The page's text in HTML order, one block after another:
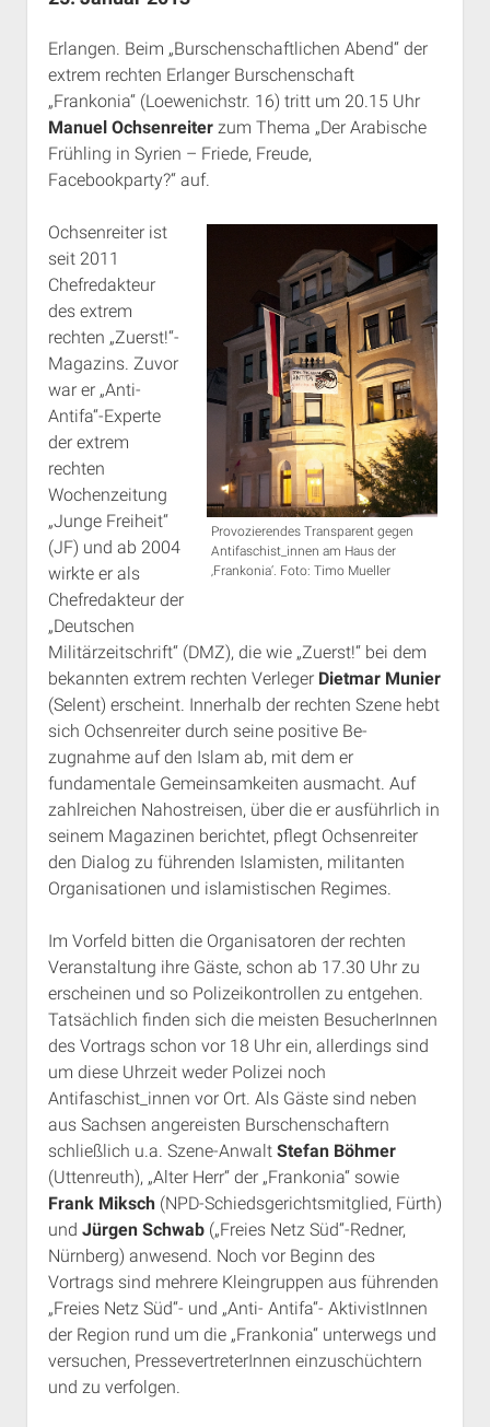
RSS-Feeds, Twitter & Facebook
Bibliothek
Kontakt & PGP-Key
Erlangen. Beim „Burschenschaftlichen Abend“ der
extrem rechten Erlanger Burschenschaft
„Frankonia“ (Loewenichstr. 16) tritt um 20.15 Uhr
Manuel Ochsenreiterzum Thema „Der Arabische
Frühling in Syrien – Friede, Freude,
Facebookparty?“ auf.
Provozierendes Transparent gegen
Antifaschist_innen am Haus der
‚Frankonia‘. Foto: Timo Mueller
Ochsenreiter ist
seit 2011
Chefredakteur
des extrem
rechten „Zuerst!“-
Magazins. Zuvor
war er „Anti-
Antifa“-Experte
der extrem
rechten
Wochenzeitung
„Junge Freiheit“
(JF) und ab 2004
wirkte er als
Chefredak­teur der
„Deutschen
Militärzeitschrift“ (DMZ), die wie „Zuerst!“ bei dem
bekann­ten extrem rechten Verleger Dietmar Munier
(Selent) er­scheint. Innerhalb der rechten Szene hebt
sich Ochsenreiter durch seine posi­tive Be­
zugnahme auf den Islam ab, mit dem er
fundamentale Ge­meinsamkeiten ausmacht. Auf
zahlreichen Nahostreisen, über die er ausführlich in
seinem Magazinen berichtet, pflegt Ochsenreiter
den Dialog zu füh­renden Islamisten, militanten
Organisationen und islamistischen Re­gimes.
Im Vorfeld bitten die Organisatoren der rechten
Veranstaltung ihre Gäste, schon ab 17.30 Uhr zu
erscheinen und so Polizeikontrollen zu entgehen.
Tatsächlich finden sich die meisten BesucherInnen
des Vortrags schon vor 18 Uhr ein, allerdings sind
um diese Uhrzeit weder Polizei noch
Antifaschist_innen vor Ort. Als Gäste sind neben
aus Sachsen angereisten Burschenschaftern
schließlich u.a. Szene-Anwalt Stefan Böhmer
(Uttenreuth), „Alter Herr“ der „Frankonia“ sowie
Frank Miksch(NPD-Schiedsgerichtsmitglied, Fürth)
und Jürgen Schwab(„Freies Netz Süd“-Redner,
Nürnberg) anwesend. Noch vor Beginn des
Vortrags sind mehrere Kleingruppen aus führenden
„Freies Netz Süd“- und „Anti- Antifa“- AktivistInnen
der Region rund um die „Frankonia“ unterwegs und
versuchen, PressevertreterInnen einzuschüchtern
und zu verfolgen.